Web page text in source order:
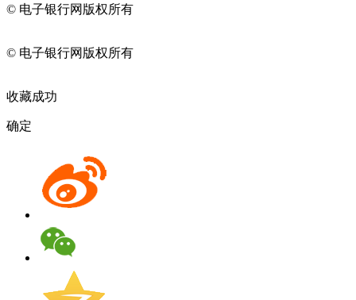
© 电子银行网版权所有
© 电子银行网版权所有
收藏成功
确定